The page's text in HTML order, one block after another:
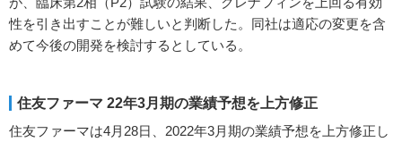
性を引き出すことが難しいと判断した。同社は適応の変更を含
めて今後の開発を検討するとしている。
住友ファーマ 22年3月期の業績予想を上方修正
住友ファーマは4月28日、2022年3月期の業績予想を上方修正し